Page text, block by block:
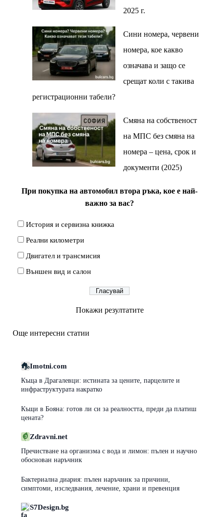
2025 г.
Сини номера, червени
номера, кое какво
означава и защо се
срещат коли с такива
регистрационни табели?
Смяна на собственост
на МПС без смяна на
номера – цена, срок и
документи (2025)
При покупка на автомобил втора ръка, кое е най-
важно за вас?
История и сервизна книжка
Реални километри
Двигател и трансмисия
Външен вид и салон
Покажи резултатите
Още интересни статии
Imotni.com
Къща в Драгалевци: истината за цените, парцелите и
инфраструктурата накратко
Къщи в Бояна: готов ли си за реалността, преди да платиш
цената?
Zdravni.net
Пречистване на организма с вода и лимон: пълен и научно
обоснован наръчник
Бактериална диария: пълен наръчник за причини,
симптоми, изследвания, лечение, храни и превенция
S7Design.bg